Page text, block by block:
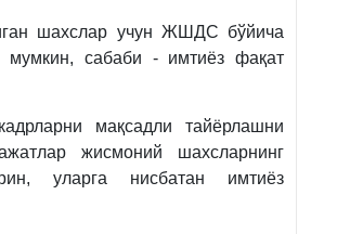
шахслар учун ЖШДС бўйича
мумкин, сабаби - имтиёз фақат
мақсадли тайёрлашни
жисмоний шахсларнинг
уларга нисбатан имтиёз